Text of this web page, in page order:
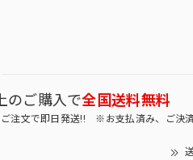
のご購入で全国送料無料
注文で即日発送!! ※お支払済み、ご決